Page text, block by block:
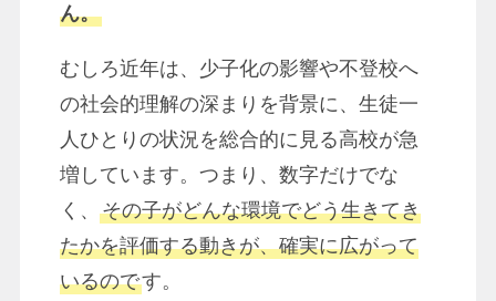
ん。
むしろ近年は、少子化の影響や不登校へ
の社会的理解の深まりを背景に、生徒一
人ひとりの状況を総合的に見る高校が急
増しています。つまり、数字だけでな
く、 その子がどんな環境でどう生きてき
たかを評価する動きが、確実に広がって
いるのです。